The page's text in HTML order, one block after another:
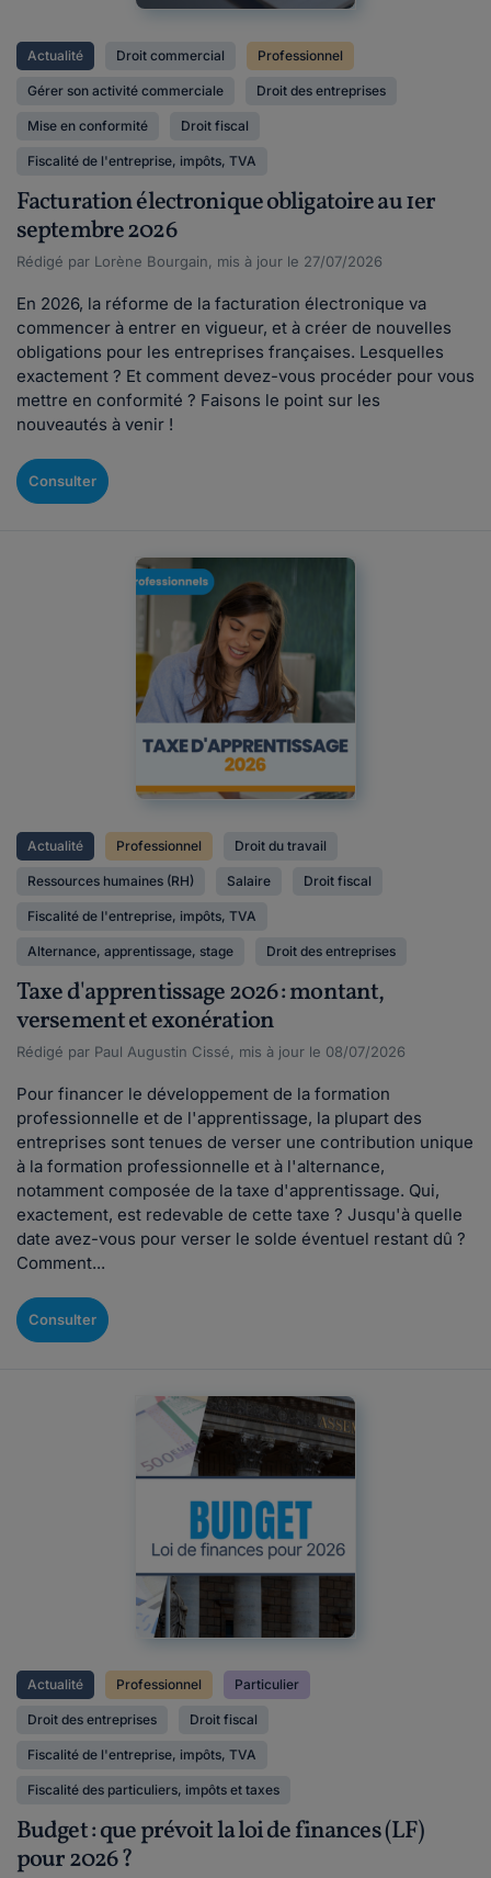
Actualité Droit commercial Professionnel
Gérer son activité commerciale Droit des entreprises
Mise en conformité Droit fiscal
Fiscalité de l'entreprise, impôts, TVA
Facturation électronique obligatoire au 1er
septembre 2026
Rédigé par Lorène Bourgain, mis à jour le 27/07/2026
En 2026, la réforme de la facturation électronique va
commencer à entrer en vigueur, et à créer de nouvelles
obligations pour les entreprises françaises. Lesquelles
exactement ? Et comment devez-vous procéder pour vous
mettre en conformité ? Faisons le point sur les
nouveautés à venir !
Consulter
Actualité Professionnel Droit du travail
Ressources humaines (RH) Salaire Droit fiscal
Fiscalité de l'entreprise, impôts, TVA
Alternance, apprentissage, stage Droit des entreprises
Taxe d'apprentissage 2026 : montant,
versement et exonération
Rédigé par Paul Augustin Cissé, mis à jour le 08/07/2026
Pour financer le développement de la formation
professionnelle et de l'apprentissage, la plupart des
entreprises sont tenues de verser une contribution unique
à la formation professionnelle et à l'alternance,
notamment composée de la taxe d'apprentissage. Qui,
exactement, est redevable de cette taxe ? Jusqu'à quelle
date avez-vous pour verser le solde éventuel restant dû ?
Comment...
Consulter
Actualité Professionnel Particulier
Droit des entreprises Droit fiscal
Fiscalité de l'entreprise, impôts, TVA
Fiscalité des particuliers, impôts et taxes
Budget : que prévoit la loi de finances (LF)
pour 2026 ?